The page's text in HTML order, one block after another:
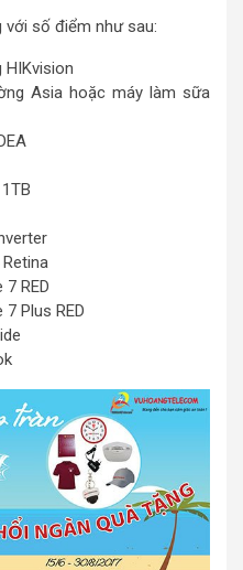
với số điểm như sau:
Asia hoặc máy làm sữa
RED
Plus RED